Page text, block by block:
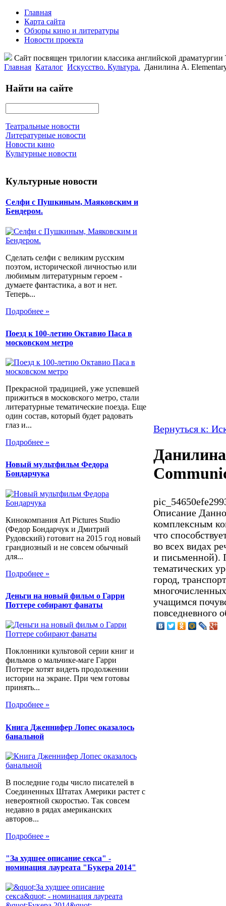
Главная
Карта сайта
Обзоры кино и литературы
Новости проекта
Сайт посвящен трилогии классика английской
Главная Каталог Искусство. Культура. Данилина А.
Найти на сайте
Театральные новости
Литературные новости
Новости кино
Культурные новости
Культурные новости
Селфи с Пушкиным, Маяковским и
Бендером.
Сделать селфи с великим русским
поэтом, исторической личностью или
любимым литературным героем -
думаете фантастика, а вот и нет.
Теперь...
Подробнее »
Поезд к 100-летию Октавио Паса в
московском метро
Прекрасной традицией, уже успевшей
прижиться в московского метро, стали
литературные тематические поезда. Еще
один состав, который будет радовать
глаз и...
Подробнее »
Новый мультфильм Федора
Бондарчука
Кинокомпания Art Pictures Studio
(Федор Бондарчук и Дмитрий
Рудовский) готовит на 2015 год новый
грандиозный и не совсем обычный
для...
Подробнее »
Деньги на новый фильм о Гарри
Поттере собирают фанаты
Поклонники культовой серии книг и
фильмов о мальчике-маге Гарри
Поттере хотят видеть продолжении
истории на экране. При чем готовы
принять...
Подробнее »
Книга Дженнифер Лопес оказалось
банальной
В последние годы число писателей в
Соединенных Штатах Америки растет с
невероятной скоростью. Так совсем
недавно в рядах американских
авторов...
Подробнее »
"За худшее описание секса" -
номинация лауреата "Букера 2014"
Вернуться к:
Описание
комплексным
что
во всех видах
и письменной).
тематических
город,
учащимся
повседневного